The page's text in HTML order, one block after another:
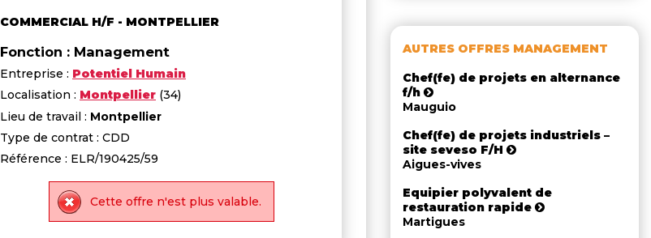
COMMERCIAL H/F - MONTPELLIER
Fonction : Management
Entreprise : Potentiel Humain
Localisation : Montpellier (34)
Lieu de travail : Montpellier
Type de contrat : CDD
Référence : ELR/190425/59
Cette offre n'est plus valable.
AUTRES OFFRES MANAGEMENT
Chef(fe) de projets en alternance
f/h
Mauguio
Chef(fe) de projets industriels –
site seveso F/H
Aigues-vives
Equipier polyvalent de
restauration rapide
Martigues